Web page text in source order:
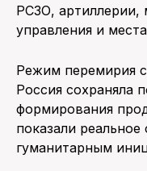
РСЗО,
управления и
Режим перемирия
Россия сохраняла
формирования
показали
гуманитарным